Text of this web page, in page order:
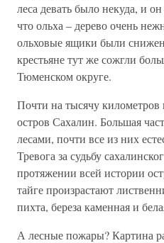
леса девать было некуда, и
что ольха – дерево очень
ольховые ящики были
крестьяне тут же сожгли
Тюменском округе.
Почти на тысячу километров
остров Сахалин. Большая
лесами, почти все из них
Тревога за судьбу
протяжении всей истории
тайге произрастают
пихта, береза каменная и
А лесные пожары? Картина